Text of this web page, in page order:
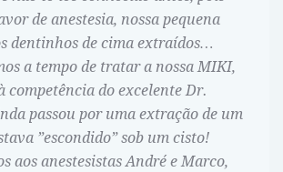
de anestesia, nossa pequena
dentinhos de cima extraídos…
a tempo de tratar a nossa MIKI,
competência do excelente Dr.
passou por uma extração de um
”escondido” sob um cisto!
aos anestesistas André e Marco,